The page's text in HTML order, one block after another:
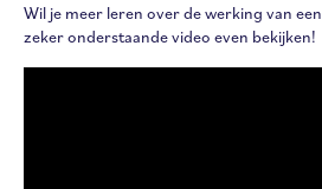
Wil je meer leren over de werking van een
zeker onderstaande video even bekijken!